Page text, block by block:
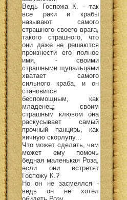
Ведь Госпожа К. - так
все раки и крабы
называют самого
страшного своего врага,
такого страшного, что
они даже не решаются
произнести его полное
имя, - своими
страшными щупальцами
хватает самого
сильного краба, и он
становится
беспомощным, как
младенец; своим
страшным клювом она
раскусывает самый
прочный панцирь, как
яичную скорлупу...
Что может сделать, чем
может ему помочь
бедная маленькая Роза,
если они встретят
Госпожу К.?
Но он не засмеялся -
ведь он не хотел